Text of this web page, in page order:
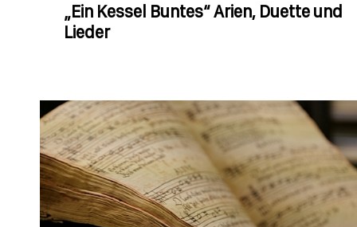
„Ein Kessel Buntes“ Arien, Duette und
Lieder